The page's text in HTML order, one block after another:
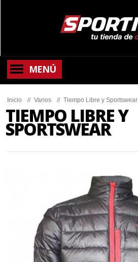
MENÚ
Inicio // Varios // Tiempo Libre y Sportswear
TIEMPO LIBRE Y
SPORTSWEAR